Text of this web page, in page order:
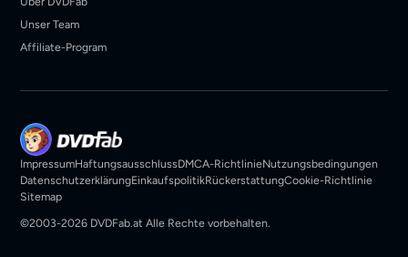
Unser Team
Affiliate-Program
ImpressumHaftungsausschlussDMCA-RichtlinieNutzungsbedingungen
DatenschutzerklärungEinkaufspolitikRückerstattungCookie-Richtlinie
Sitemap
©2003-2026 DVDFab.at Alle Rechte vorbehalten.